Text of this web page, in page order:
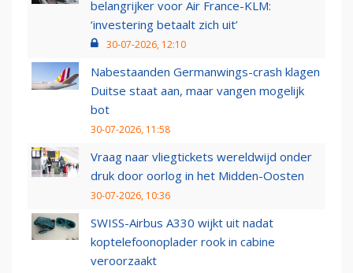
belangrijker voor Air France-KLM:
‘investering betaalt zich uit’
30-07-2026, 12:10
Nabestaanden Germanwings-crash klagen
Duitse staat aan, maar vangen mogelijk
bot
30-07-2026, 11:58
Vraag naar vliegtickets wereldwijd onder
druk door oorlog in het Midden-Oosten
30-07-2026, 10:36
SWISS-Airbus A330 wijkt uit nadat
koptelefoonoplader rook in cabine
veroorzaakt